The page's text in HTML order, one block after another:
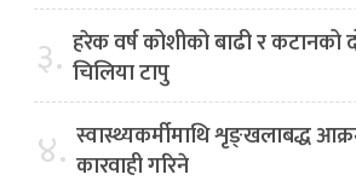
३. हरेक वर्ष कोशीको बाढी र कटानको
चिलिया टापु
४. स्वास्थ्यकर्मीमाथि शृङ्खलाबद्ध
कारवाही गरिने